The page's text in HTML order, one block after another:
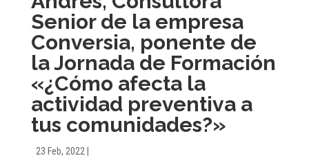
Senior de la empresa
Conversia, ponente de
la Jornada de Formación
«¿Cómo afecta la
actividad preventiva a
tus comunidades?»
23 Feb, 2022